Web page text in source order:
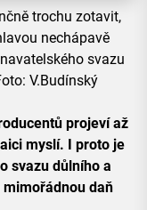
trochu zotavit,
nechápavě
svazu
V.Budínský
projeví až
myslí. I proto je
svazu důlního a
daň